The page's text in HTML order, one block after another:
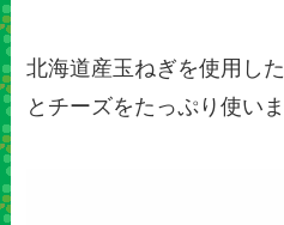
北海道産玉ねぎを使用し
とチーズをたっぷり使いま